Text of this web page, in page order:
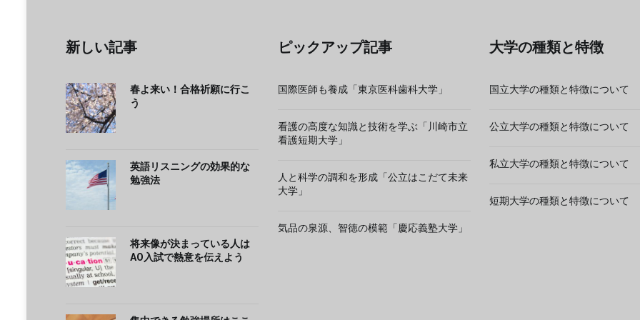
新しい記事
春よ来い！合格祈願に行こ
う
英語リスニングの効果的な
勉強法
将来像が決まっている人は
AO入試で熱意を伝えよう
ピックアップ記事
国際医師も養成「東京医科歯科大学」
看護の高度な知識と技術を学ぶ「川崎市立
看護短期大学」
人と科学の調和を形成「公立はこだて未来
大学」
気品の泉源、智徳の模範「慶応義塾大学」
大学の種類と特徴
国立大学の種類と特徴について
公立大学の種類と特徴について
私立大学の種類と特徴について
短期大学の種類と特徴について